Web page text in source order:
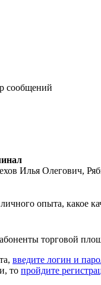
сообщений
Илья Олегович,
опыта, какое
торговой
введите логин и
то пройдите